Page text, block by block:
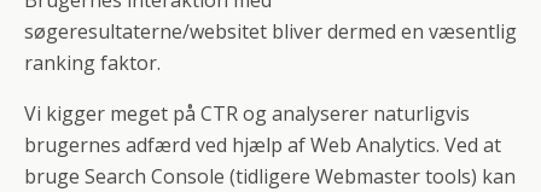
søgeresultaterne/websitet bliver dermed en væsentlig
ranking faktor.
Vi kigger meget på CTR og analyserer naturligvis
brugernes adfærd ved hjælp af Web Analytics. Ved at
bruge Search Console (tidligere Webmaster tools) kan